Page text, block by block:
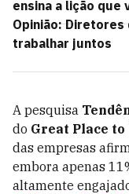
ensina a lição que
Opinião: Diretores
trabalhar juntos
A pesquisa
do Great Place
das empresas
embora apenas
altamente